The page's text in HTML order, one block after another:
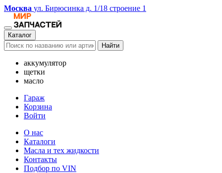
Москва ул. Бирюсинка д. 1/18 строение 1
Каталог
Найти
аккумулятор
щетки
масло
Гараж
Корзина
Войти
О нас
Каталоги
Масла и тех жидкости
Контакты
Подбор по VIN